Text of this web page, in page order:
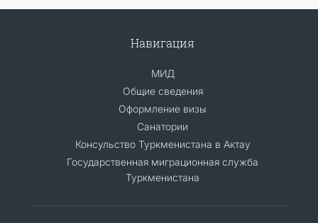
Навигация
МИД
Общие сведения
Оформление визы
Санатории
Консульство Туркменистана в Актау
Государственная миграционная служба
Туркменистана